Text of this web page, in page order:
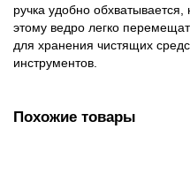
ручка удобно
этому ведро легко
для хранения чистящих
инструментов.
Похожие товары